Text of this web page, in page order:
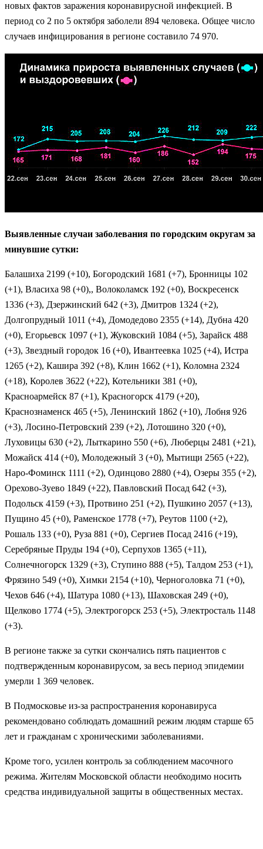
новых фактов заражения коронавирусной инфекцией. В
период со 2 по 5 октября заболели 894 человека. Общее число
случаев инфицирования в регионе составило 74 970.
Выявленные случаи заболевания по городским округам за
минувшие сутки:
Балашиха 2199 (+10), Богородский 1681 (+7), Бронницы 102
(+1), Власиха 98 (+0),, Волоколамск 192 (+0), Воскресенск
1336 (+3), Дзержинский 642 (+3), Дмитров 1324 (+2),
Долгопрудный 1011 (+4), Домодедово 2355 (+14), Дубна 420
(+0), Егорьевск 1097 (+1), Жуковский 1084 (+5), Зарайск 488
(+3), Звездный городок 16 (+0), Ивантеевка 1025 (+4), Истра
1265 (+2), Кашира 392 (+8), Клин 1662 (+1), Коломна 2324
(+18), Королев 3622 (+22), Котельники 381 (+0),
Красноармейск 87 (+1), Красногорск 4179 (+20),
Краснознаменск 465 (+5), Ленинский 1862 (+10), Лобня 926
(+3), Лосино-Петровский 239 (+2), Лотошино 320 (+0),
Луховицы 630 (+2), Лыткарино 550 (+6), Люберцы 2481 (+21),
Можайск 414 (+0), Молодежный 3 (+0), Мытищи 2565 (+22),
Наро-Фоминск 1111 (+2), Одинцово 2880 (+4), Озеры 355 (+2),
Орехово-Зуево 1849 (+22), Павловский Посад 642 (+3),
Подольск 4159 (+3), Протвино 251 (+2), Пушкино 2057 (+13),
Пущино 45 (+0), Раменское 1778 (+7), Реутов 1100 (+2),
Рошаль 133 (+0), Руза 881 (+0), Сергиев Посад 2416 (+19),
Серебряные Пруды 194 (+0), Серпухов 1365 (+11),
Солнечногорск 1329 (+3), Ступино 888 (+5), Талдом 253 (+1),
Фрязино 549 (+0), Химки 2154 (+10), Черноголовка 71 (+0),
Чехов 646 (+4), Шатура 1080 (+13), Шаховская 249 (+0),
Щелково 1774 (+5), Электрогорск 253 (+5), Электросталь 1148
(+3).
В регионе также за сутки скончались пять пациентов с
подтвержденным коронавирусом, за весь период эпидемии
умерли 1 369 человек.
В Подмосковье из-за распространения коронавируса
рекомендовано соблюдать домашний режим людям старше 65
лет и гражданам с хроническими заболеваниями.
Кроме того, усилен контроль за соблюдением масочного
режима. Жителям Московской области необходимо носить
средства индивидуальной защиты в общественных местах.